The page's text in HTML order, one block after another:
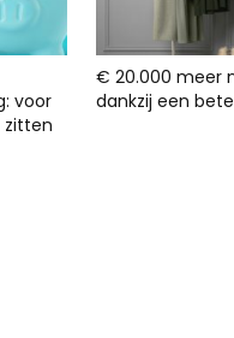
voor
zitten
€ 20.000 meer
dankzij een